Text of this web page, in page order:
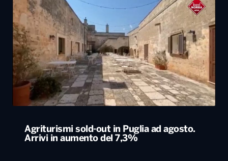
Agriturismi sold-out in Puglia ad agosto.
Arrivi in aumento del 7,3%